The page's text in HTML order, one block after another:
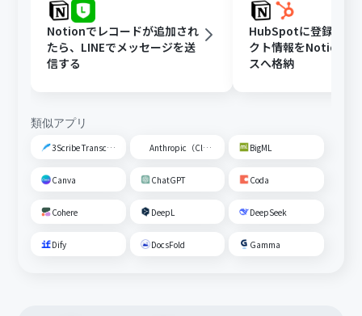
Notionでレコードが追加され
たら、LINEでメッセージを送
信する
HubSpotに登録され
クト情報をNotionデ
スへ格納
類似アプリ
3Scribe Transcription Anthropic（Claude） BigML
Canva ChatGPT Coda
Cohere DeepL DeepSeek
Dify DocsFold Gamma